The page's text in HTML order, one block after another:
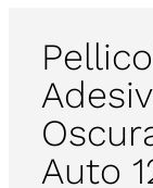
Auto